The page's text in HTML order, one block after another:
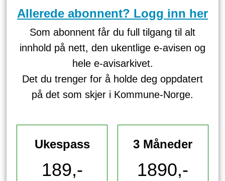
Allerede abonnent? Logg inn her
Som abonnent får du full tilgang til alt
innhold på nett, den ukentlige e-avisen og
hele e-avisarkivet.
Det du trenger for å holde deg oppdatert
på det som skjer i Kommune-Norge.
Ukespass
189,-
3 Måneder
1890,-